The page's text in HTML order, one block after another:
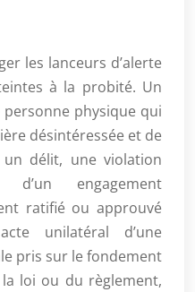
les lanceurs d’alerte
à la probité. Un
personne physique qui
désintéressée et de
délit, une violation
engagement
ratifié ou approuvé
unilatéral d’une
pris sur le fondement
loi ou du règlement,